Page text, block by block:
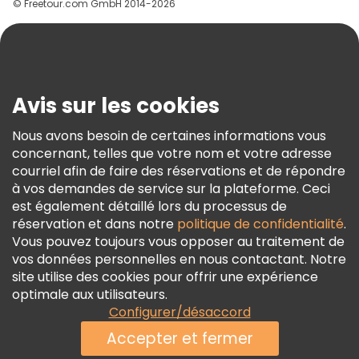
Aide
Conditions Générales Et Mentions Légales
Politique En Matière De Cookies
Freetour Prix
Programme De Fidélité
© Freetour.com GmbH 2014-2026
Avis sur les cookies
Nous avons besoin de certaines informations vous
concernant, telles que votre nom et votre adresse
courriel afin de faire des réservations et de répondre
à vos demandes de service sur la plateforme. Ceci
est également détaillé lors du processus de
réservation et dans notre politique de confidentialité.
Vous pouvez toujours vous opposer au traitement de
vos données personnelles en nous contactant. Notre
site utilise des cookies pour offrir une expérience
optimale aux utilisateurs.
Configurer/désaccord
Accepter et fermer